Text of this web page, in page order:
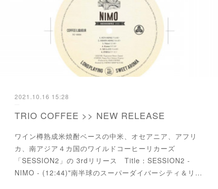
2021.10.16 15:28
TRIO COFFEE >> NEW RELEASE
ワイン樽熟成米焼酎ベースの中米、オセアニア、アフリ
カ、南アジア４カ国のワイルドコーヒーリカーズ
「SESSION2」の 3rdリリース Title：SESSION2 -
NIMO - (12:44)"南半球のスーパーダイバーシティ＆リ…